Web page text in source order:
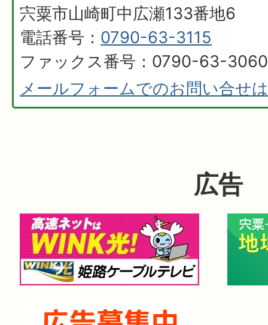
宍粟市山崎町中広瀬133番地6
電話番号： 0790-63-3115
ファックス番号：0790-63-3060
メールフォームでのお問い合せ
広告